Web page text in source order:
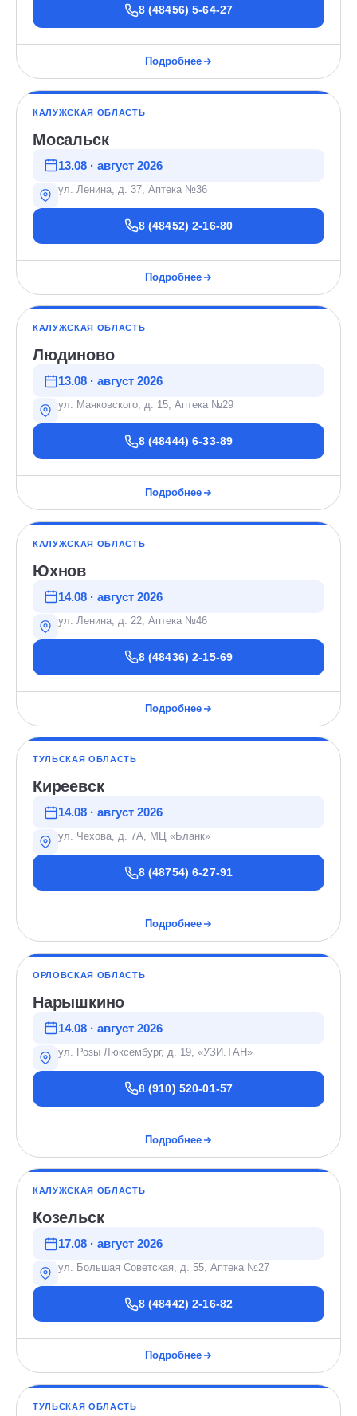
8 (48456) 5-64-27
Подробнее
КАЛУЖСКАЯ ОБЛАСТЬ
Мосальск
13.08 · август 2026
ул. Ленина, д. 37, Аптека №36
8 (48452) 2-16-80
Подробнее
КАЛУЖСКАЯ ОБЛАСТЬ
Людиново
13.08 · август 2026
ул. Маяковского, д. 15, Аптека №29
8 (48444) 6-33-89
Подробнее
КАЛУЖСКАЯ ОБЛАСТЬ
Юхнов
14.08 · август 2026
ул. Ленина, д. 22, Аптека №46
8 (48436) 2-15-69
Подробнее
ТУЛЬСКАЯ ОБЛАСТЬ
Киреевск
14.08 · август 2026
ул. Чехова, д. 7А, МЦ «Бланк»
8 (48754) 6-27-91
Подробнее
ОРЛОВСКАЯ ОБЛАСТЬ
Нарышкино
14.08 · август 2026
ул. Розы Люксембург, д. 19, «УЗИ.ТАН»
8 (910) 520-01-57
Подробнее
КАЛУЖСКАЯ ОБЛАСТЬ
Козельск
17.08 · август 2026
ул. Большая Советская, д. 55, Аптека №27
8 (48442) 2-16-82
Подробнее
ТУЛЬСКАЯ ОБЛАСТЬ